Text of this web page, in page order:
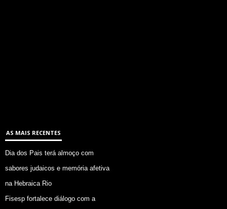
AS MAIS RECENTES
Dia dos Pais terá almoço com
sabores judaicos e memória afetiva
na Hebraica Rio
Fisesp fortalece diálogo com a